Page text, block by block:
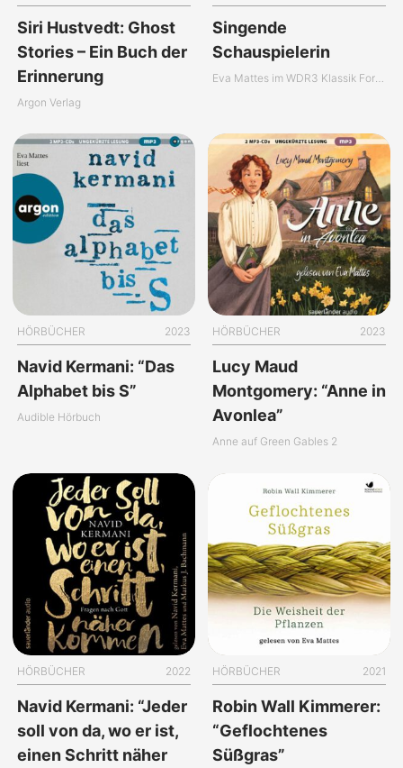
Siri Hustvedt: Ghost
Stories – Ein Buch der
Erinnerung
Argon Verlag
Singende
Schauspielerin
Eva Mattes im WDR3 Klassik Forum
HÖRBÜCHER 2023
Navid Kermani: “Das
Alphabet bis S”
Audible Hörbuch
HÖRBÜCHER 2023
Lucy Maud
Montgomery: “Anne in
Avonlea”
Anne auf Green Gables 2
HÖRBÜCHER 2022
Navid Kermani: “Jeder
soll von da, wo er ist,
einen Schritt näher
HÖRBÜCHER 2021
Robin Wall Kimmerer:
“Geflochtenes
Süßgras”